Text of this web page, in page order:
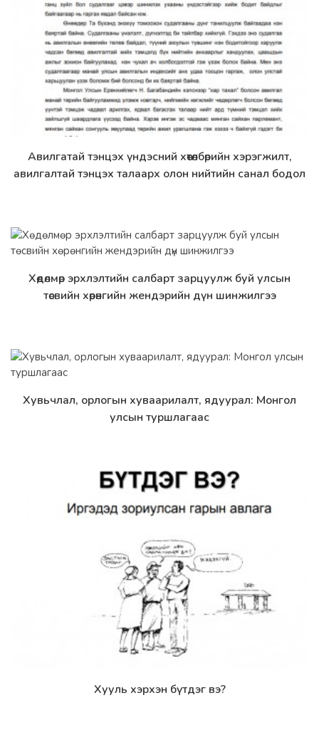
Дэлгэрэнгүй
Авилгатай тэнцэх үндэсний хөтөлбөрийн хэрэгжилт,
авилгалтай тэнцэх талаарх олон нийтийн санал бодол
Дэлгэрэнгүй
Хөдөлмөр эрхлэлтийн салбарт зарцуулж буй улсын
төсвийн хөрөнгийн жендэрийн дүн шинжилгээ
Дэлгэрэнгүй
Хувьчлал, орлогын хуваарилалт, ядуурал: Монгол
улсын туршлагаас
ДэлгэрэнгүйХууль хэрхэн бүтдэг вэ?